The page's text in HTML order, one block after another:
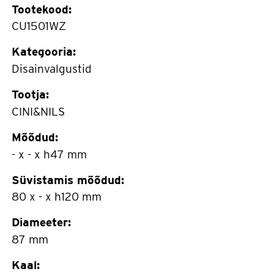
Tootekood:
CU1501WZ
Kategooria:
Disainvalgustid
Tootja:
CINI&NILS
Mõõdud:
- x - x h47 mm
Süvistamis mõõdud:
80 x - x h120 mm
Diameeter:
87 mm
Kaal: